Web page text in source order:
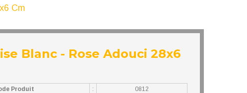
Cm
Blanc - Rose Adouci 28x6
Produit :
0812